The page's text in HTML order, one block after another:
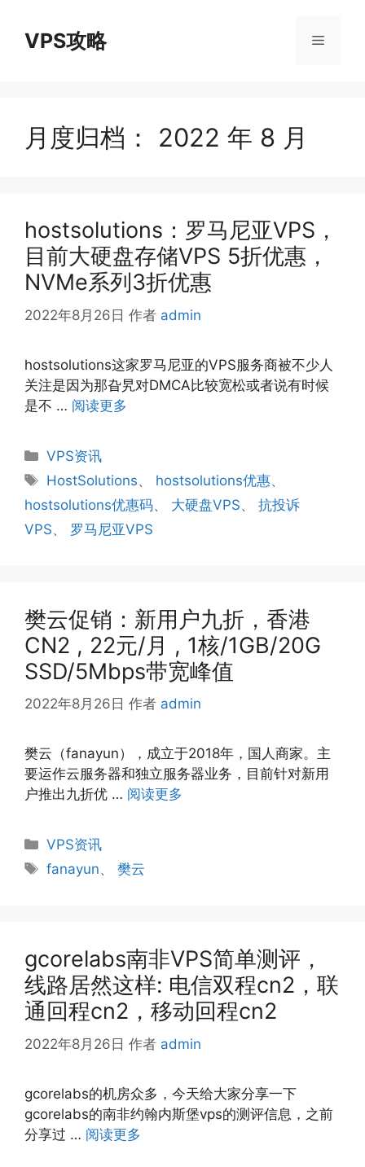
VPS攻略 菜
月度归档： 2022 年 8 月
hostsolutions：罗马尼亚VPS，
目前大硬盘存储VPS 5折优惠，
NVMe系列3折优惠
2022年8月26日 作者 admin
hostsolutions这家罗马尼亚的VPS服务商被不少人
关注是因为那旮旯对DMCA比较宽松或者说有时候
是不 … 阅读更多
分
类
VPS资讯
标
签
HostSolutions、 hostsolutions优惠、
hostsolutions优惠码、 大硬盘VPS、 抗投诉
VPS、 罗马尼亚VPS
樊云促销：新用户九折，香港
CN2 , 22元/月 , 1核/1GB/20G
SSD/5Mbps带宽峰值
2022年8月26日 作者 admin
樊云（fanayun），成立于2018年，国人商家。主
要运作云服务器和独立服务器业务，目前针对新用
户推出九折优 … 阅读更多
分
类
VPS资讯
标
fanayun、樊云
gcorelabs南非VPS简单测评，
线路居然这样: 电信双程cn2，联
通回程cn2，移动回程cn2
2022年8月26日 作者 admin
gcorelabs的机房众多，今天给大家分享一下
gcorelabs的南非约翰内斯堡vps的测评信息，之前
分享过 … 阅读更多